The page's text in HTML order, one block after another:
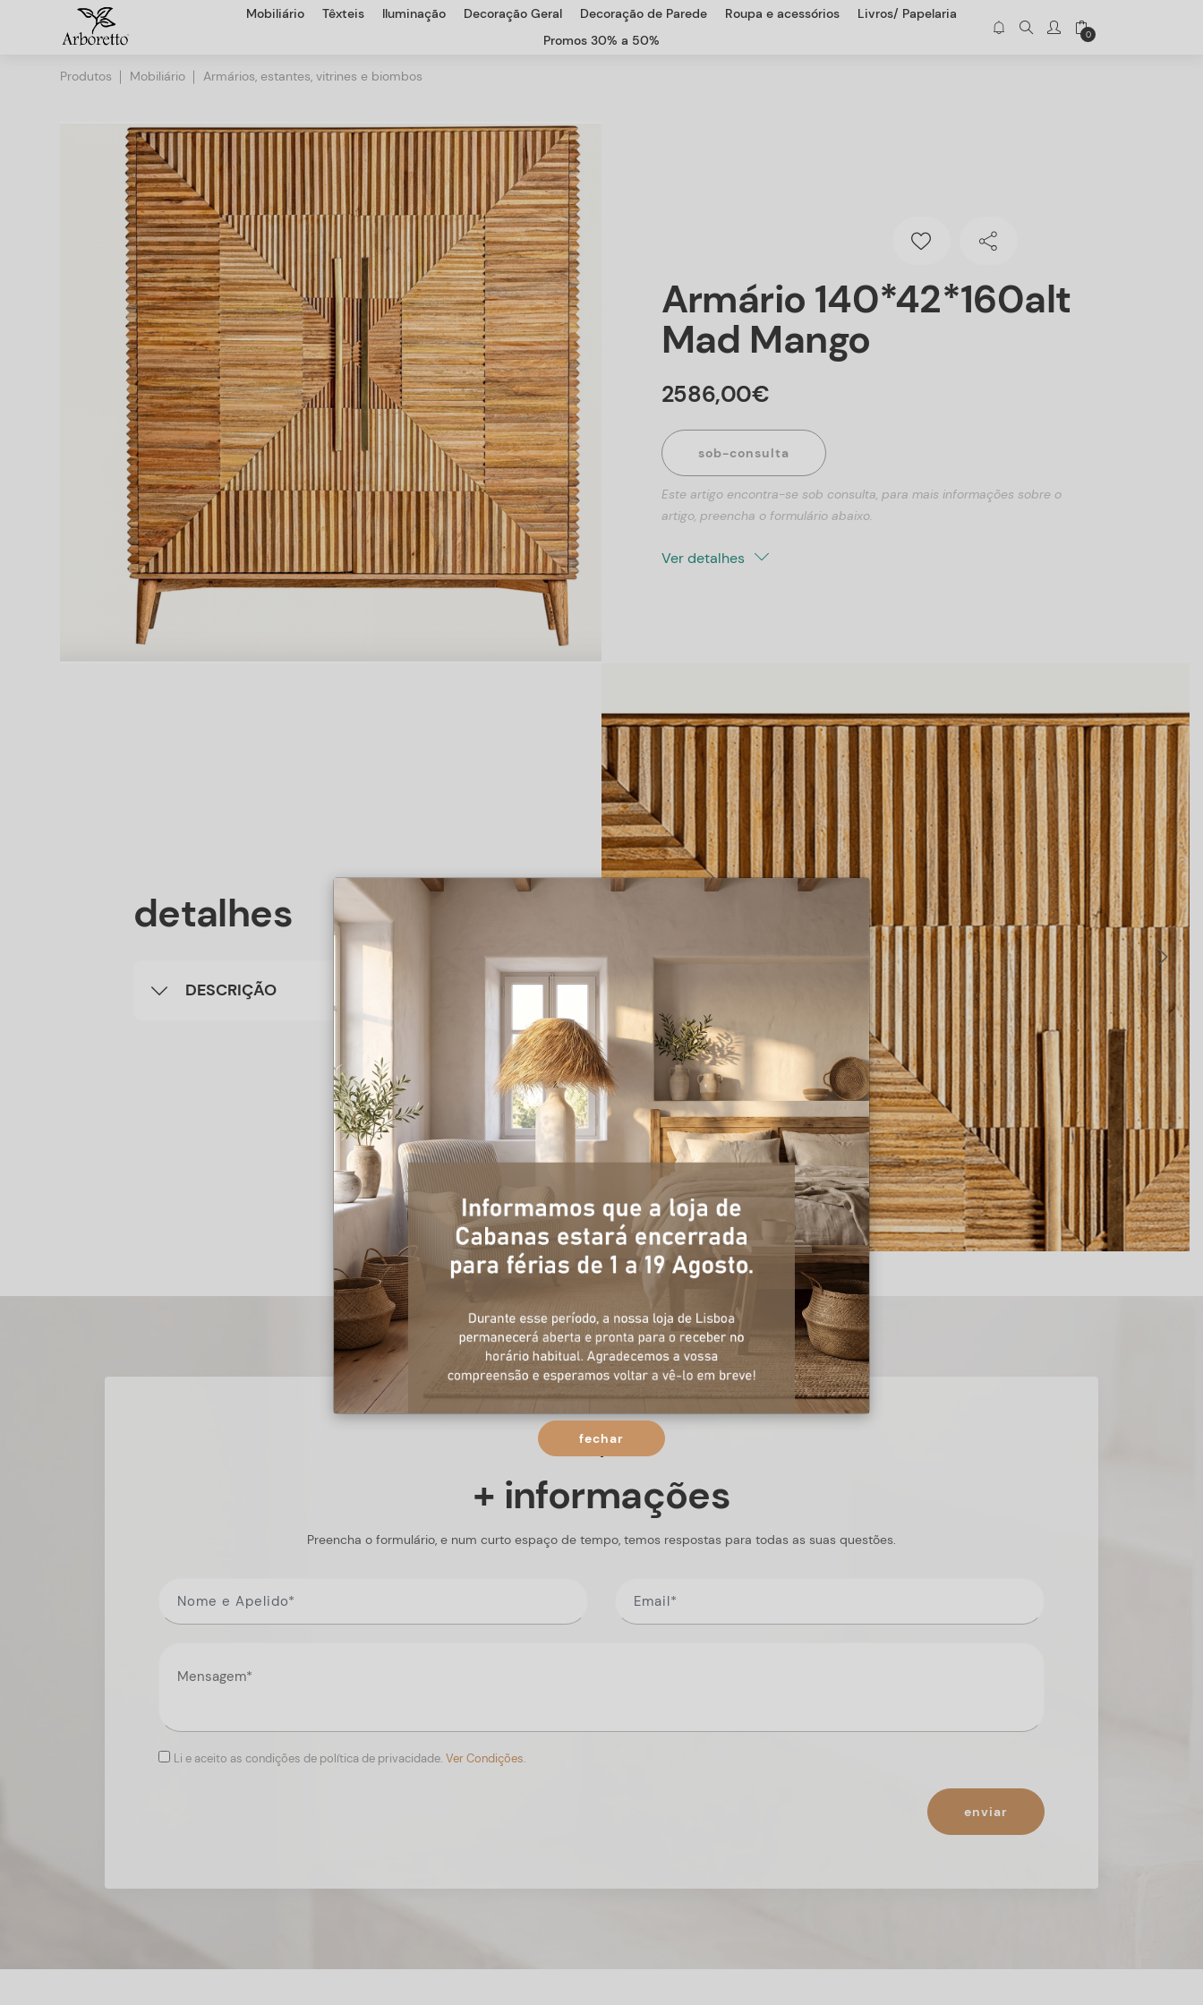
Mobiliário Têxteis Iluminação Decoração Geral Decoração de Parede Roupa e acessórios
Livros/ Papelaria
Promos 30% a 50%
0
Produtos Mobiliário Armários, estantes, vitrines e biombos
Armário 140*42*160alt
Mad Mango
2586,00€
sob-consulta
Este artigo encontra-se sob consulta, para mais informações sobre o
artigo, preencha o formulário abaixo.
Ver detalhes
detalhes
DESCRIÇÃO
+ informações
Preencha o formulário, e num curto espaço de tempo, temos respostas para todas as suas questões.
Li e aceito as condições de política de privacidade. Ver Condições.
enviar
fechar